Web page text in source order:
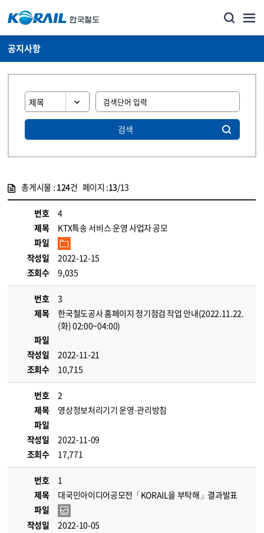
공지사항
검색
총게시물 : 124건 페이지 :13/13
번호
4
제목
KTX특송 서비스 운영 사업자 공모
파일
작성일
2022-12-15
조회수
9,035
번호
3
제목
한국철도공사 홈페이지 정기점검 작업 안내(2022.11.22.
(화) 02:00~04:00)
파일
작성일
2022-11-21
조회수
10,715
번호
2
제목
영상정보처리기기 운영·관리방침
파일
작성일
2022-11-09
조회수
17,771
번호
1
제목
대국민아이디어공모전「KORAIL을 부탁해」결과발표
파일
작성일
2022-10-05